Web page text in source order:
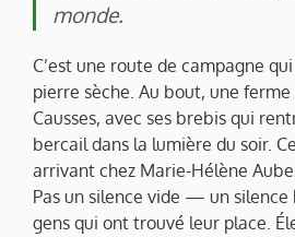
monde.
C’est une route de campagne
pierre sèche. Au bout, une
Causses, avec ses brebis qui
bercail dans la lumière du soir.
arrivant chez Marie-Hélène
Pas un silence vide — un silence
gens qui ont trouvé leur place.